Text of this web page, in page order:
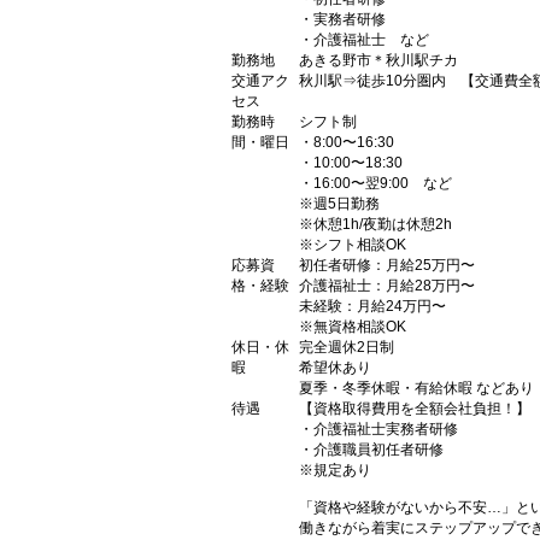
・実務者研修
・介護福祉士 など
勤務地
あきる野市＊秋川駅チカ
交通アク
セス
秋川駅⇒徒歩10分圏内 【交通費全
勤務時
間・曜日
シフト制
・8:00〜16:30
・10:00〜18:30
・16:00〜翌9:00 など
※週5日勤務
※休憩1h/夜勤は休憩2h
※シフト相談OK
応募資
格・経験
初任者研修：月給25万円〜
介護福祉士：月給28万円〜
未経験：月給24万円〜
※無資格相談OK
休日・休
暇
完全週休2日制
希望休あり
夏季・冬季休暇・有給休暇 などあり
待遇
【資格取得費用を全額会社負担！】
・介護福祉士実務者研修
・介護職員初任者研修
※規定あり
「資格や経験がないから不安…」と
働きながら着実にステップアップでき